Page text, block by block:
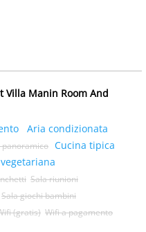
Villa Manin Room And
Aria condizionata
panoramico Cucina tipica
Sala riunioni
Sala giochi bambini
(gratis) Wifi a pagamento